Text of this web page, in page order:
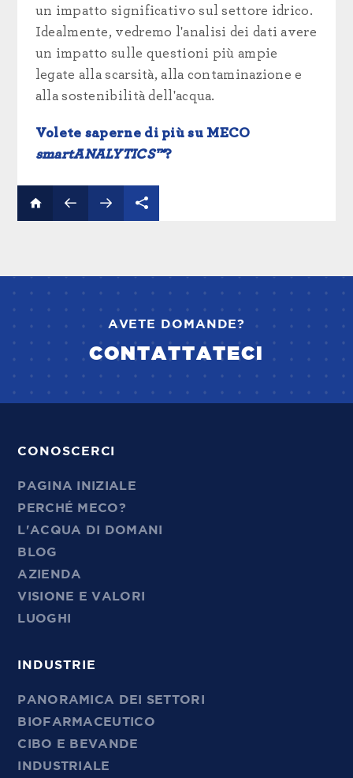
un impatto significativo sul settore idrico.
Idealmente, vedremo l'analisi dei dati avere
un impatto sulle questioni più ampie
legate alla scarsità, alla contaminazione e
alla sostenibilità dell'acqua.
Volete saperne di più su MECO
smartANALYTICS™?
AVETE DOMANDE?
CONTATTATECI
CONOSCERCI
PAGINA INIZIALE
PERCHÉ MECO?
L'ACQUA DI DOMANI
BLOG
AZIENDA
VISIONE E VALORI
LUOGHI
INDUSTRIE
PANORAMICA DEI SETTORI
BIOFARMACEUTICO
CIBO E BEVANDE
INDUSTRIALE